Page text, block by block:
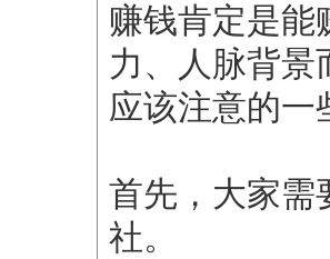
赚钱肯定是能
力、人脉背景
应该注意的一
首先，大家需
社。